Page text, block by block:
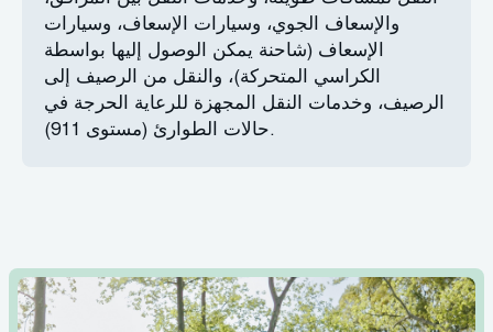
والإسعاف الجوي، وسيارات الإسعاف، وسيارات
الإسعاف (شاحنة يمكن الوصول إليها بواسطة
الكراسي المتحركة)، والنقل من الرصيف إلى
الرصيف، وخدمات النقل المجهزة للرعاية الحرجة في
حالات الطوارئ (مستوى 911).